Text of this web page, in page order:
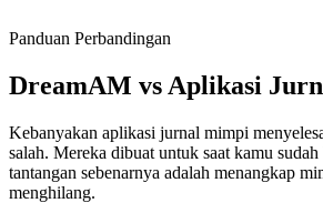
Panduan Perbandingan
DreamAM vs Aplikasi
Kebanyakan aplikasi jurnal mimpi
salah. Mereka dibuat untuk saat kamu sudah
tantangan sebenarnya adalah menangkap
menghilang.